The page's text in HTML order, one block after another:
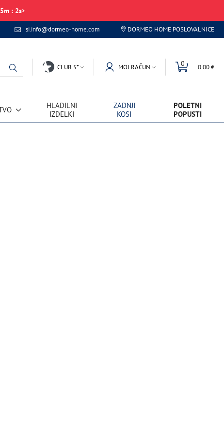
m : 2s
si.info@dormeo-home.com DORMEO HOME POSLOVALNICE
CLUB 5* MOJ RAČUN 0 0.00 €
HLADILNI
IZDELKI
ZADNJI
KOSI
POLETNI
POPUSTI